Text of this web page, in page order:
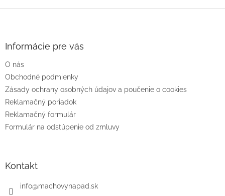
e
Informácie pre vás
O nás
Obchodné podmienky
Zásady ochrany osobných údajov a poučenie o cookies
Reklamačný poriadok
Reklamačný formulár
Formulár na odstúpenie od zmluvy
Kontakt
info@machovynapad.sk